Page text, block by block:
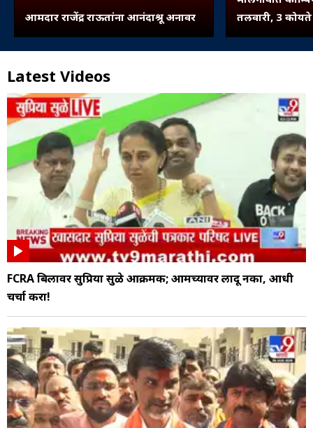
आमदार राजेंद्र राऊतांना आनंदाश्रू अनावर
तलवारी, 3
मोटारसायकल
Latest Videos
FCRA बिलावर सुप्रिया सुळे आक्रमक; आमच्यावर लादू नका, आधी
चर्चा करा!